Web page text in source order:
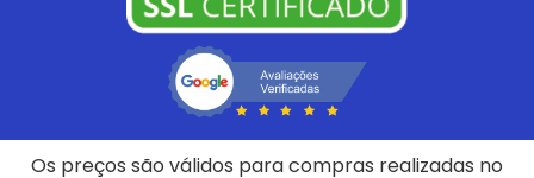
Os preços são válidos para compras realizadas no